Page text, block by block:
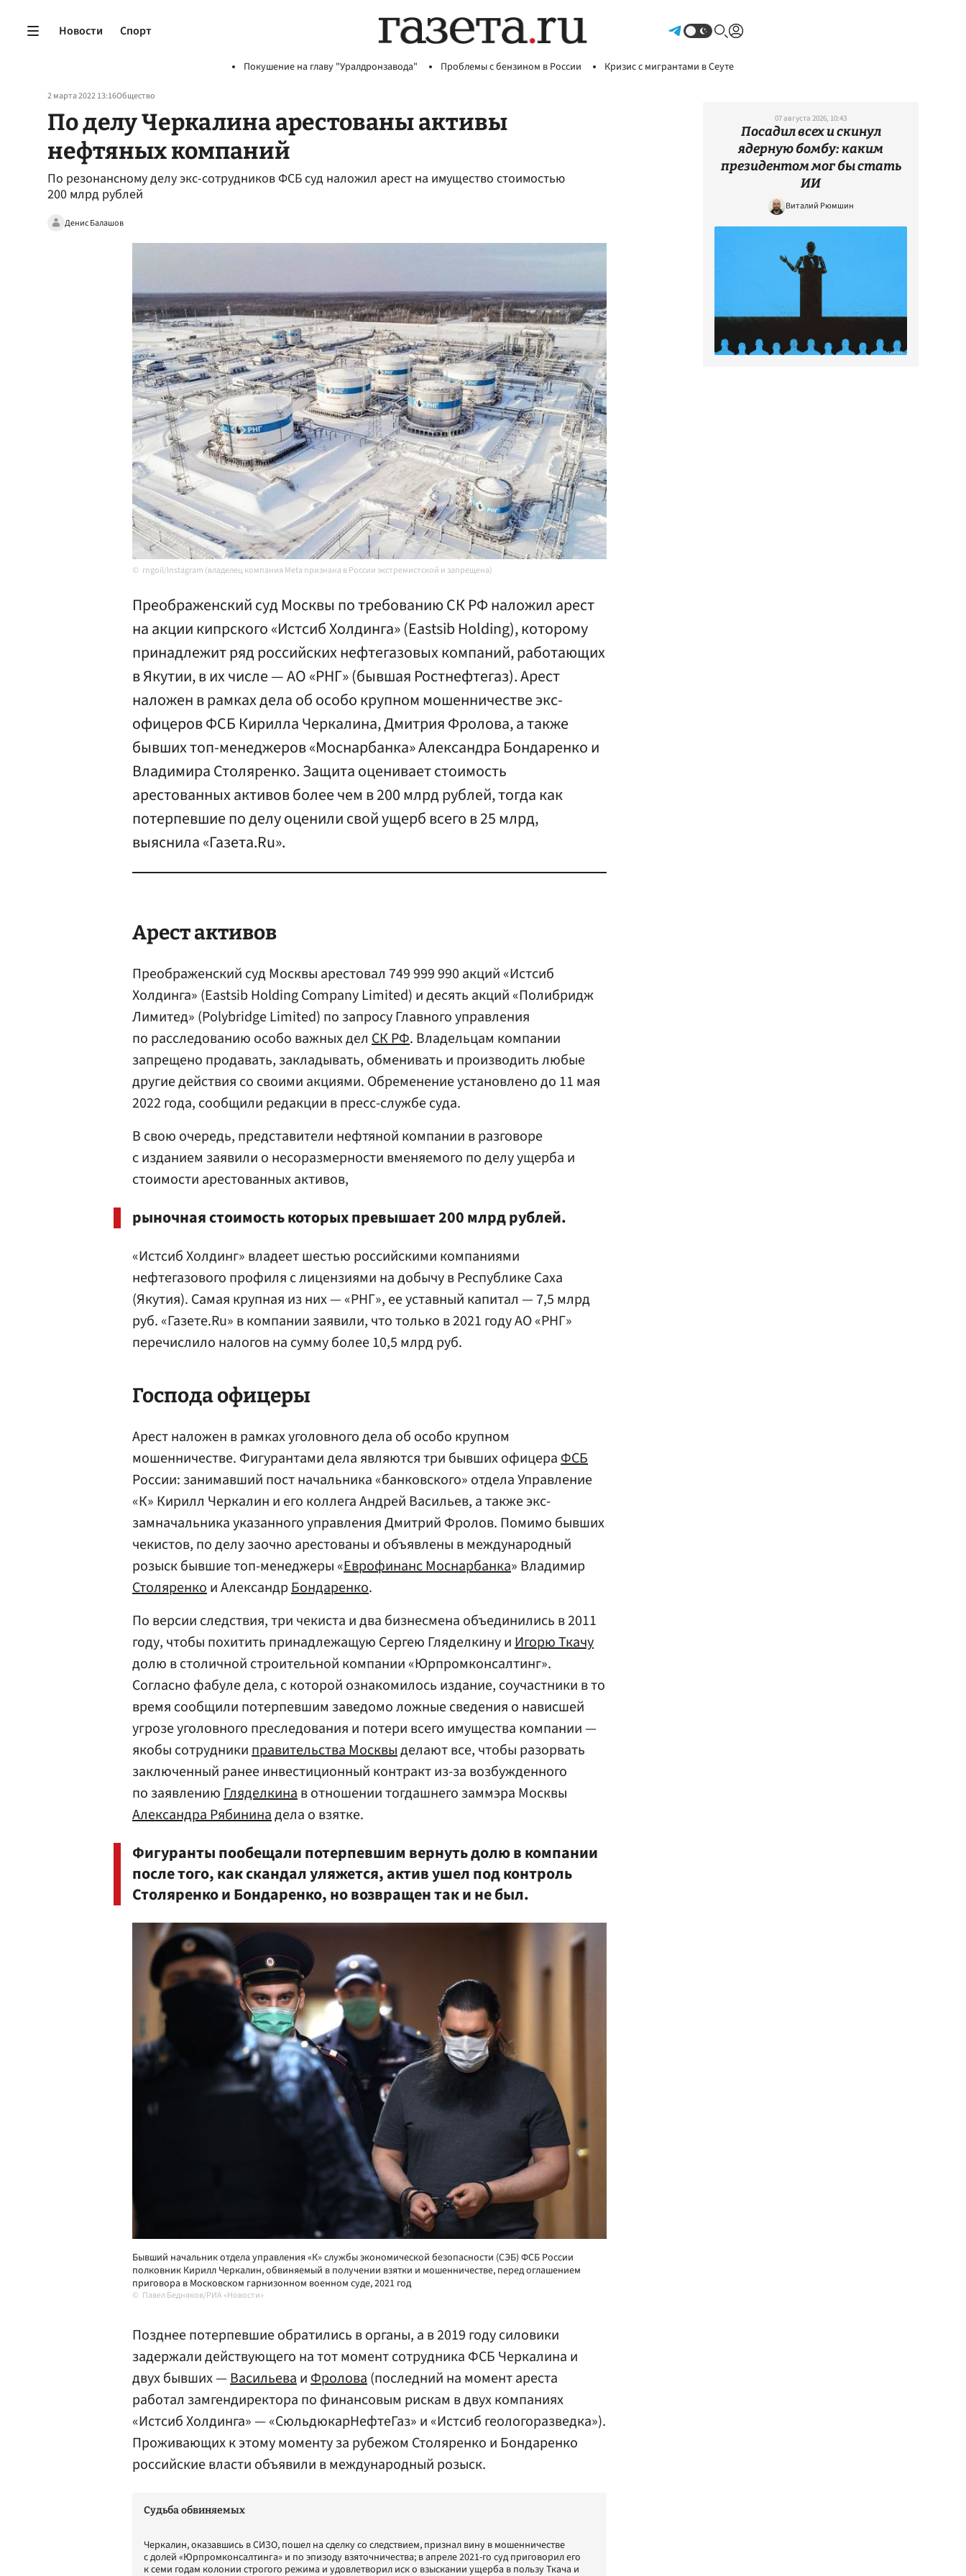
Новости Спорт
Покушение на главу "Уралдронзавода" Проблемы с бензином в России Кризис с мигрантами в Сеуте
2 марта 2022 13:16Общество
По делу Черкалина арестованы активы
нефтяных компаний
По резонансному делу экс-сотрудников ФСБ суд наложил арест на имущество стоимостью
200 млрд рублей
Денис Балашов
rngoil/Instagram (владелец компания Meta признана в России экстремистской и запрещена)
Преображенский суд Москвы по требованию СК РФ наложил арест
на акции кипрского «Истсиб Холдинга» (Eastsib Holding), которому
принадлежит ряд российских нефтегазовых компаний, работающих
в Якутии, в их числе — АО «РНГ» (бывшая Ростнефтегаз). Арест
наложен в рамках дела об особо крупном мошенничестве экс-
офицеров ФСБ Кирилла Черкалина, Дмитрия Фролова, а также
бывших топ-менеджеров «Моснарбанка» Александра Бондаренко и
Владимира Столяренко. Защита оценивает стоимость
арестованных активов более чем в 200 млрд рублей, тогда как
потерпевшие по делу оценили свой ущерб всего в 25 млрд,
выяснила «Газета.Ru».
Арест активов
Преображенский суд Москвы арестовал 749 999 990 акций «Истсиб
Холдинга» (Eastsib Holding Company Limited) и десять акций «Полибридж
Лимитед» (Polybridge Limited) по запросу Главного управления
по расследованию особо важных дел СК РФ. Владельцам компании
запрещено продавать, закладывать, обменивать и производить любые
другие действия со своими акциями. Обременение установлено до 11 мая
2022 года, сообщили редакции в пресс-службе суда.
В свою очередь, представители нефтяной компании в разговоре
с изданием заявили о несоразмерности вменяемого по делу ущерба и
стоимости арестованных активов,
рыночная стоимость которых превышает 200 млрд рублей.
«Истсиб Холдинг» владеет шестью российскими компаниями
нефтегазового профиля с лицензиями на добычу в Республике Саха
(Якутия). Самая крупная из них — «РНГ», ее уставный капитал — 7,5 млрд
руб. «Газете.Ru» в компании заявили, что только в 2021 году АО «РНГ»
перечислило налогов на сумму более 10,5 млрд руб.
Господа офицеры
Арест наложен в рамках уголовного дела об особо крупном
мошенничестве. Фигурантами дела являются три бывших офицераФСБ
России: занимавший пост начальника «банковского» отдела Управление
«К» Кирилл Черкалин и его коллега Андрей Васильев, а также экс-
замначальника указанного управления Дмитрий Фролов. Помимо бывших
чекистов, по делу заочно арестованы и объявлены в международный
розыск бывшие топ-менеджеры «Еврофинанс Моснарбанка» Владимир
Столяренкои АлександрБондаренко.
По версии следствия, три чекиста и два бизнесмена объединились в 2011
году, чтобы похитить принадлежащую Сергею Гляделкину иИгорю Ткачу
долю в столичной строительной компании «Юрпромконсалтинг».
Согласно фабуле дела, с которой ознакомилось издание, соучастники в то
время сообщили потерпевшим заведомо ложные сведения о нависшей
угрозе уголовного преследования и потери всего имущества компании —
якобы сотрудникиправительства Москвыделают все, чтобы разорвать
заключенный ранее инвестиционный контракт из-за возбужденного
по заявлениюГляделкинав отношении тогдашнего заммэра Москвы
Александра Рябининадела о взятке.
Фигуранты пообещали потерпевшим вернуть долю в компании
после того, как скандал уляжется, актив ушел под контроль
Столяренко и Бондаренко, но возвращен так и не был.
Бывший начальник отдела управления «К» службы экономической безопасности (СЭБ) ФСБ России
полковник Кирилл Черкалин, обвиняемый в получении взятки и мошенничестве, перед оглашением
приговора в Московском гарнизонном военном суде, 2021 год
Павел Бедняков/РИА «Новости»
Позднее потерпевшие обратились в органы, а в 2019 году силовики
задержали действующего на тот момент сотрудника ФСБ Черкалина и
двух бывших —ВасильеваиФролова(последний на момент ареста
работал замгендиректора по финансовым рискам в двух компаниях
«Истсиб Холдинга» — «СюльдюкарНефтеГаз» и «Истсиб геологоразведка»).
Проживающих к этому моменту за рубежом Столяренко и Бондаренко
российские власти объявили в международный розыск.
Судьба обвиняемых
Черкалин, оказавшись в СИЗО, пошел на сделку со следствием, признал вину в мошенничестве
с долей «Юрпромконсалтинга» и по эпизоду взяточничества; в апреле 2021-го суд приговорил его
к семи годам колонии строгого режима и удовлетворил иск о взыскании ущерба в пользу Ткача и
07 августа 2026, 10:43
Посадил всех и скинул
ядерную бомбу: каким
президентом мог бы стать
ИИ
Виталий Рюмшин